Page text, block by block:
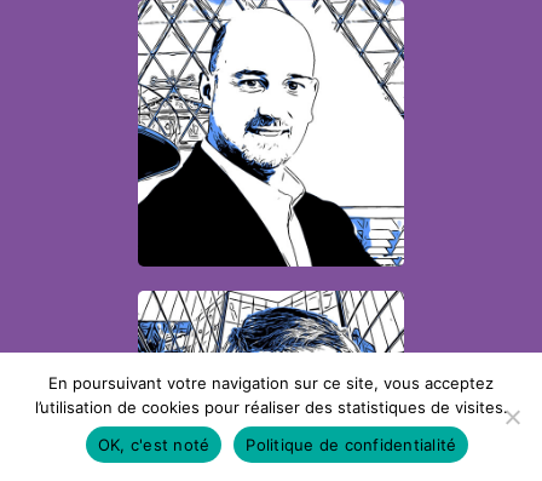
Patrick
Directeur digital &
innovation
Pascal
Directeur études et
développements IT
En poursuivant votre navigation sur ce site, vous acceptez
l’utilisation de cookies pour réaliser des statistiques de visites.
OK, c'est noté
Politique de confidentialité